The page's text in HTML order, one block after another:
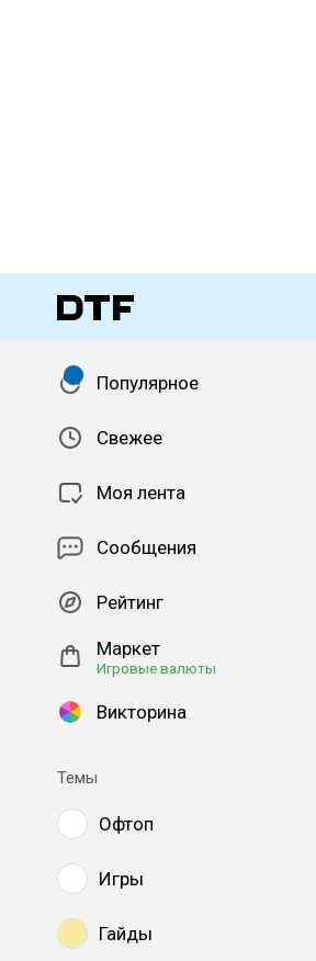
Популярное
Свежее
Моя лента
Сообщения
Рейтинг
Маркет
Игровые валюты
Викторина
Темы
Офтоп
Игры
Гайды